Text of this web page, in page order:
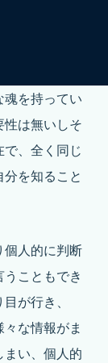
を持ってい
は無いしそ
、全く同じ
を知ること
個人的に判断
こともでき
が行き、
な情報がま
い、個人的